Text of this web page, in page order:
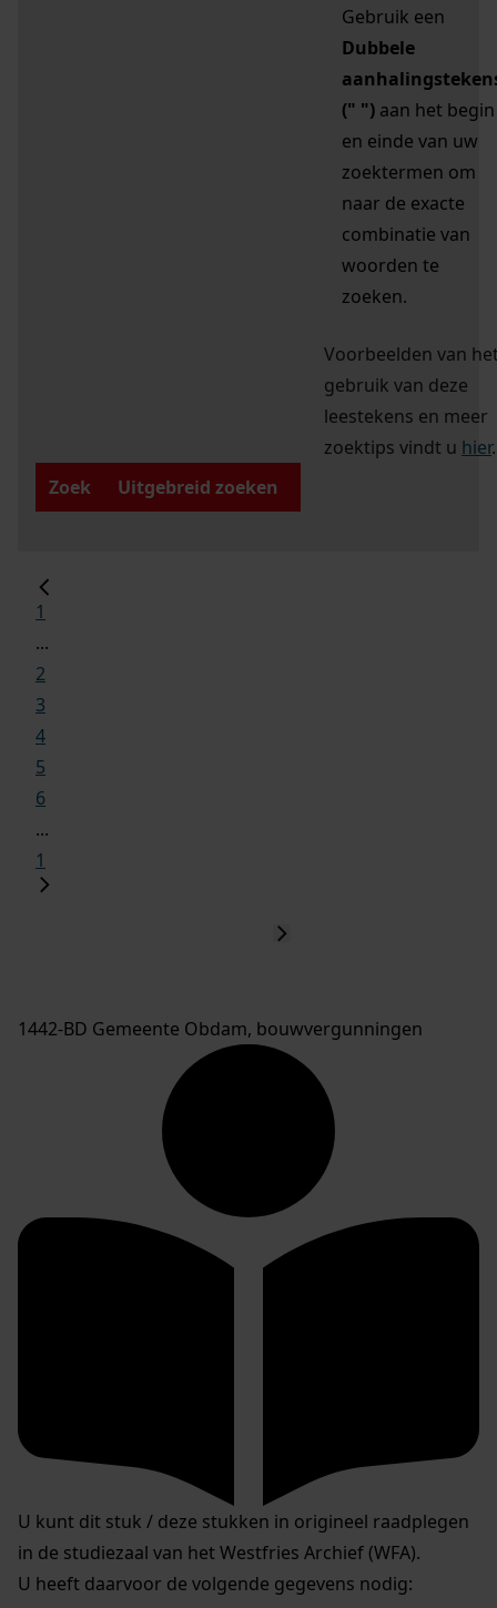
Gebruik een
Dubbele
(" ") aan het begin
en einde van uw
zoektermen om
naar de exacte
combinatie van
woorden te
zoeken.
Voorbeelden van
gebruik van deze
leestekens en meer
zoektips vindt u hier.
Zoek
Uitgebreid zoeken
1
...
2
3
4
5
6
...
1
1442-BD Gemeente Obdam, bouwvergunningen
U kunt dit stuk / deze stukken in origineel raadplegen
in de studiezaal van het Westfries Archief (WFA).
U heeft daarvoor de volgende gegevens nodig: